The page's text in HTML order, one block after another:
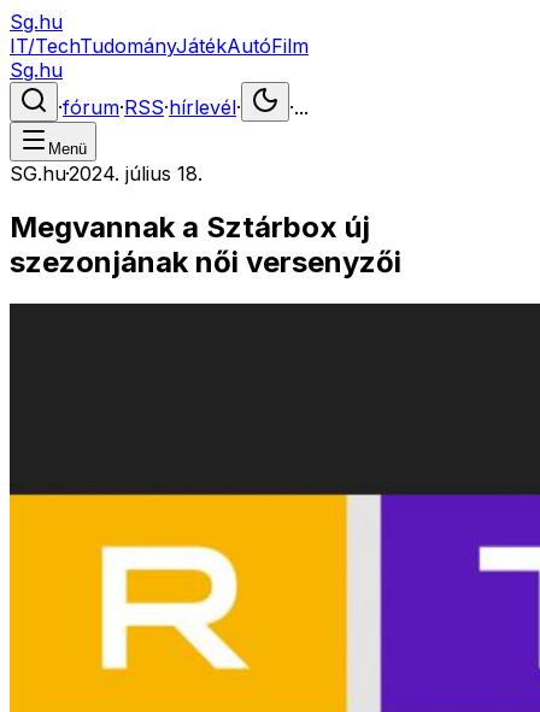
Sg.hu
IT/TechTudományJátékAutóFilm
Sg.hu
·fórum·RSS·hírlevél· ·...
Menü
SG.hu·2024. július 18.
Megvannak a Sztárbox új
szezonjának női versenyzői